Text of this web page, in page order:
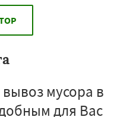
мусора в
для Вас